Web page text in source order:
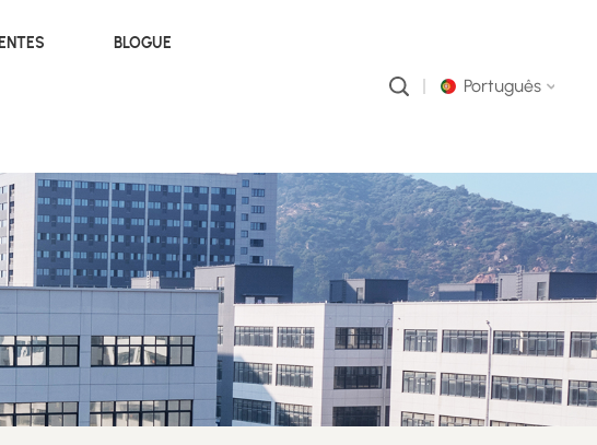
BLOGUE
Português
English
русский
português
العربية
中文